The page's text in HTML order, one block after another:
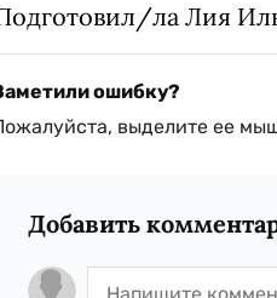
ла Лия
ошибку?
выделите ее
Добавить